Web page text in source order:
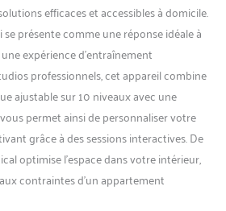
efficaces et accessibles à domicile.
présente comme une réponse idéale à
expérience d’entraînement
professionnels, cet appareil combine
ajustable sur 10 niveaux avec une
permet ainsi de personnaliser votre
grâce à des sessions interactives. De
optimise l’espace dans votre intérieur,
contraintes d’un appartement